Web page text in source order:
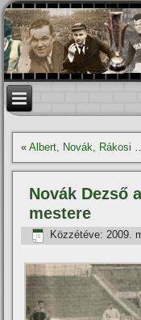
«Albert, Novák, Rákosi
Novák Dezső
mestere
Közzétéve: 2009.